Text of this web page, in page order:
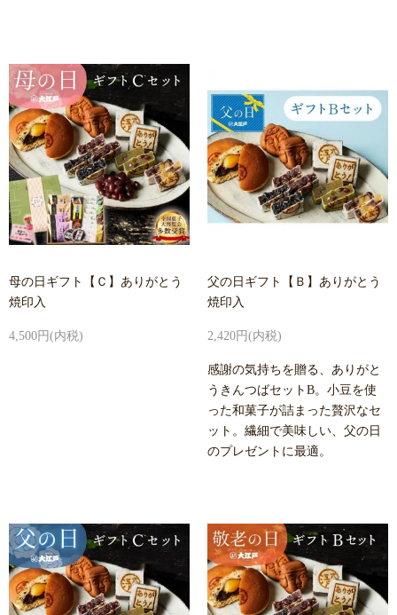
母の日ギフト【Ｃ】ありがとう
焼印入
4,500円(内税)
父の日ギフト【Ｂ】ありがとう
焼印入
2,420円(内税)
感謝の気持ちを贈る、ありがと
うきんつばセットB。小豆を使
った和菓子が詰まった贅沢なセ
ット。繊細で美味しい、父の日
のプレゼントに最適。